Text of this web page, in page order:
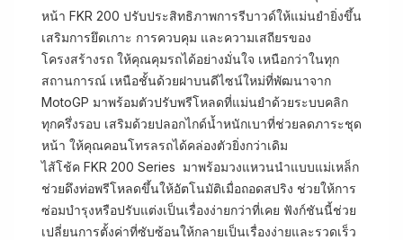
หน้า FKR 200 ปรับประสิทธิภาพการรีบาวด์ให้แม่นยำยิ่งขึ้น
เสริมการยึดเกาะ การควบคุม และความเสถียรของ
โครงสร้างรถ ให้คุณคุมรถได้อย่างมั่นใจ เหนือกว่าในทุก
สถานการณ์ เหนือชั้นด้วยฝาบนดีไซน์ใหม่ที่พัฒนาจาก
MotoGP มาพร้อมตัวปรับพรีโหลดที่แม่นยำด้วยระบบคลิก
ทุกครึ่งรอบ เสริมด้วยปลอกไกด์น้ำหนักเบาที่ช่วยลดภาระชุด
หน้า ให้คุณคอนโทรลรถได้คล่องตัวยิ่งกว่าเดิม
ไส้โช้ค FKR 200 Series มาพร้อมวงแหวนนำแบบแม่เหล็ก
ช่วยดึงท่อพรีโหลดขึ้นให้อัตโนมัติเมื่อถอดสปริง ช่วยให้การ
ซ่อมบำรุงหรือปรับแต่งเป็นเรื่องง่ายกว่าที่เคย ฟังก์ชันนี้ช่วย
เปลี่ยนการตั้งค่าที่ซับซ้อนให้กลายเป็นเรื่องง่ายและรวดเร็ว